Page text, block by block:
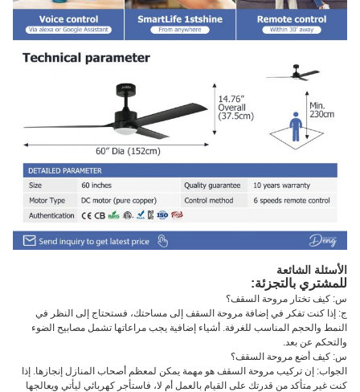
الأسئلة الشائعة
للمشتري بالتجزئة:
س: كيف تختار مروحة السقف؟
ج: إذا كنت تفكر في إضافة مروحة السقف إلى مساحتك، فستحتاج إلى النظر في
النمط والحجم المناسب للغرفة. أشياء إضافية يجب مراعاتها تشمل مصابيح الضوء
والتحكم عن بعد.
س: كيف أضع مروحة السقف؟
الجواب: إن تركيب مروحة السقف هو مهمة يمكن لمعظم أصحاب المنازل إنجازها. إذا
كنت غير متأكد من قدرتك على القيام بالعمل أم لا، فاستأجر كهربائي ليأتي ويعالجها